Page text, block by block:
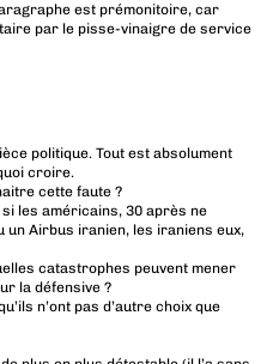
est prémonitoire, car
par le pisse-vinaigre de service
politique. Tout est absolument
croire.
cette faute ?
les américains, 30 après ne
un Airbus iranien, les iraniens eux,
catastrophes peuvent mener
la défensive ?
n’ont pas d’autre choix que